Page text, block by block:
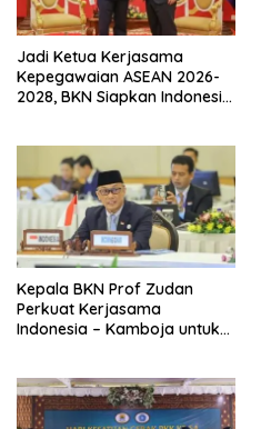
Jadi Ketua Kerjasama
Kepegawaian ASEAN 2026-
2028, BKN Siapkan Indonesia
Kepala BKN Prof Zudan
Perkuat Kerjasama
Indonesia – Kamboja untuk